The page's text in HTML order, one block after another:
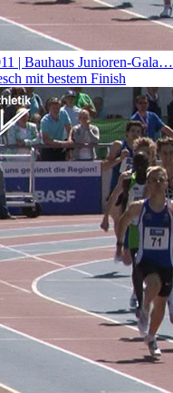
| Bauhaus Junioren-Gala…
mit bestem Finish